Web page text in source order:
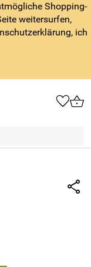
Shopping-
weitersurfen,
ich